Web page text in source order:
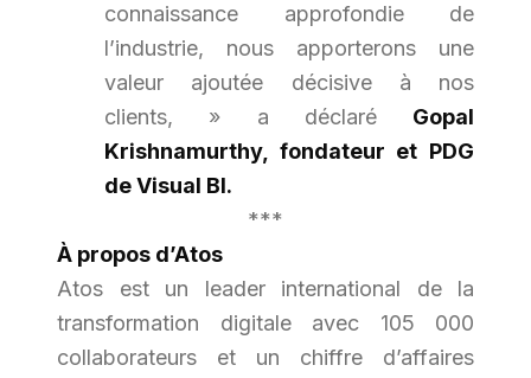
connaissance approfondie de
l’industrie, nous apporterons une
valeur ajoutée décisive à nos
clients, » a déclaré Gopal
Krishnamurthy, fondateur et PDG
de Visual BI.
***
À propos d’Atos
Atos est un leader international de la
transformation digitale avec 105 000
collaborateurs et un chiffre d’affaires